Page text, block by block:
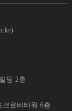
딩 2층
로바타워 6층